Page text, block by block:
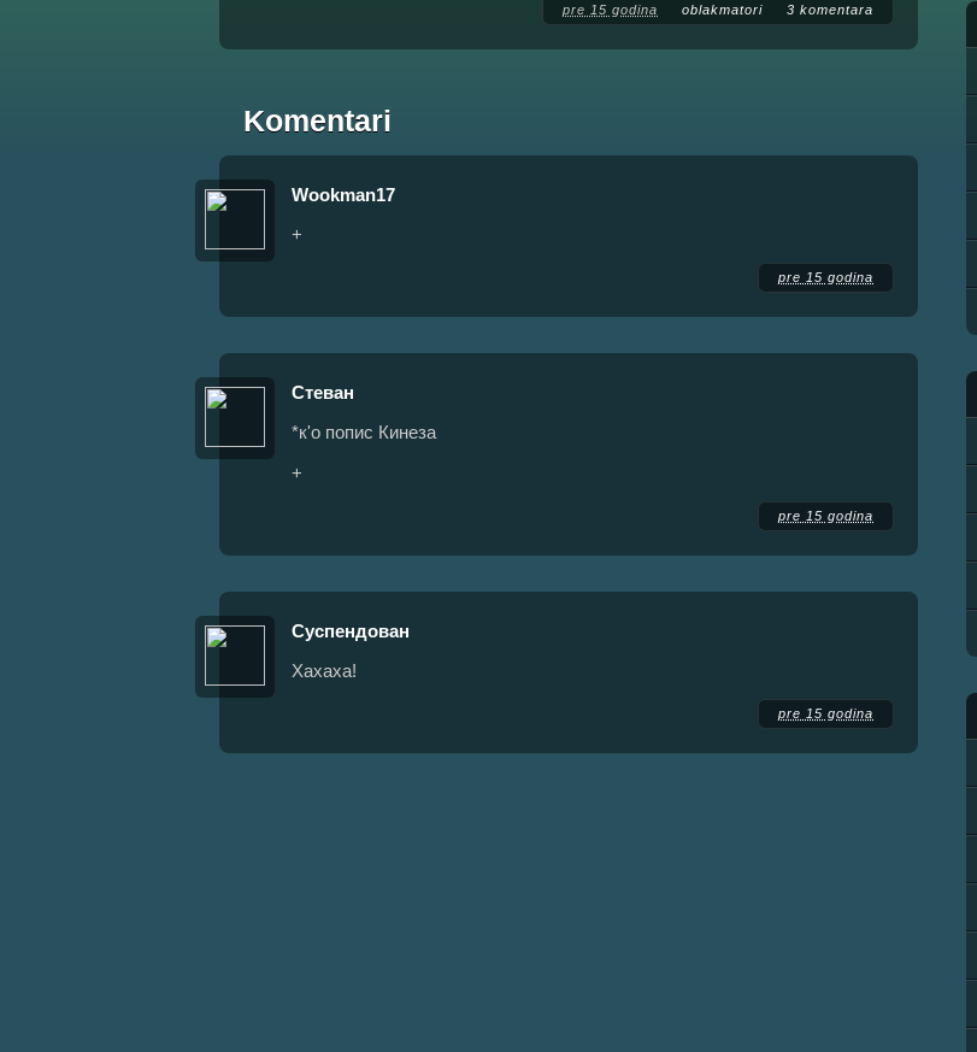
pre 15 godina oblakmatori 3 komentara
Komentari
Wookman17
+
pre 15 godina
Стеван
*к'о попис Кинеза
+
pre 15 godina
Суспендован
Хахаха!
pre 15 godina